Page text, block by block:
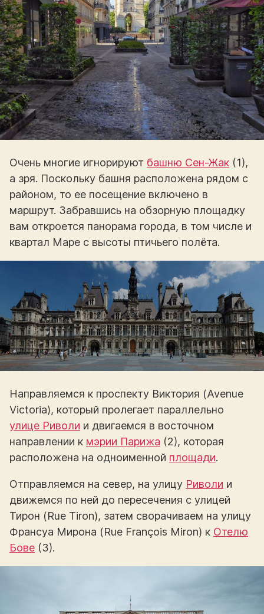
Очень многие игнорируют башню Сен-Жак (1),
а зря. Поскольку башня расположена рядом с
районом, то ее посещение включено в
маршрут. Забравшись на обзорную площадку
вам откроется панорама города, в том числе и
квартал Маре с высоты птичьего полёта.
Направляемся к проспекту Виктория (Avenue
Victoria), который пролегает параллельно
улице Риволи и двигаемся в восточном
направлении к мэрии Парижа (2), которая
расположена на одноименной площади.
Отправляемся на север, на улицу Риволи и
движемся по ней до пересечения с улицей
Тирон (Rue Tiron), затем сворачиваем на улицу
Франсуа Мирона (Rue François Miron) к Отелю
Бове (3).